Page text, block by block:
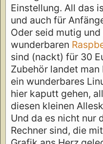
Einstellung. All das
und auch für
Oder seid mutig
wunderbaren
sind (nackt) für 30
Zubehör landet
ein wunderbares
hier kaputt gehen,
diesen kleinen
Und da es nicht nur
Rechner sind, die